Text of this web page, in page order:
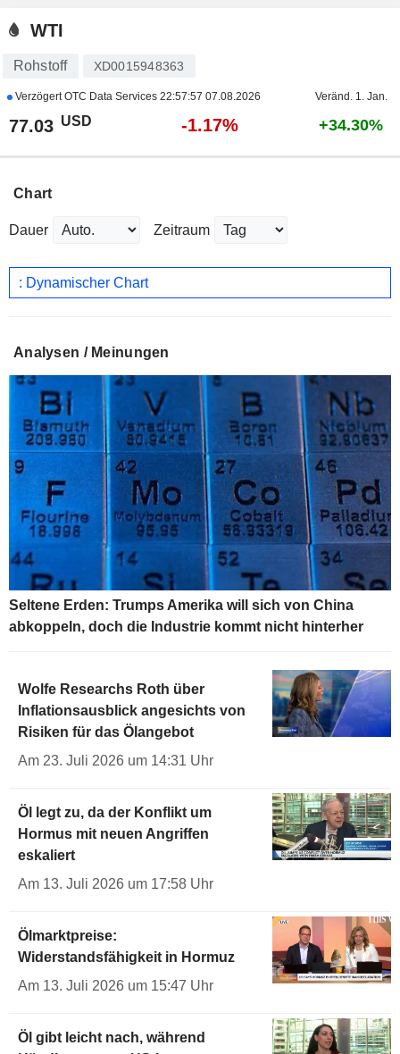
WTI
Rohstoff XD0015948363
Verzögert OTC Data Services 22:57:57 07.08.2026 Veränd. 1. Jan.
77.03 USD -1.17% +34.30%
Chart
Dauer Zeitraum
: Dynamischer Chart
Analysen / Meinungen
Seltene Erden: Trumps Amerika will sich von China
abkoppeln, doch die Industrie kommt nicht hinterher
Wolfe Researchs Roth über
Inflationsausblick angesichts von
Risiken für das Ölangebot
Am 23. Juli 2026 um 14:31 Uhr
Öl legt zu, da der Konflikt um
Hormus mit neuen Angriffen
eskaliert
Am 13. Juli 2026 um 17:58 Uhr
Ölmarktpreise:
Widerstandsfähigkeit in Hormuz
Am 13. Juli 2026 um 15:47 Uhr
Öl gibt leicht nach, während